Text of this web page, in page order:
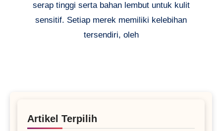
serap tinggi serta bahan lembut untuk kulit
sensitif. Setiap merek memiliki kelebihan
tersendiri, oleh
Artikel Terpilih